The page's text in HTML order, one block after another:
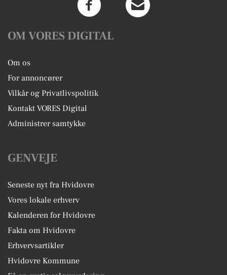
OM VORES DIGITAL
Om os
For annoncører
Vilkår og Privatlivspolitik
Kontakt VORES Digital
Administrer samtykke
GENVEJE
Seneste nyt fra Hvidovre
Vores lokale erhverv
Kalenderen for Hvidovre
Fakta om Hvidovre
Erhvervsartikler
Hvidovre Kommune